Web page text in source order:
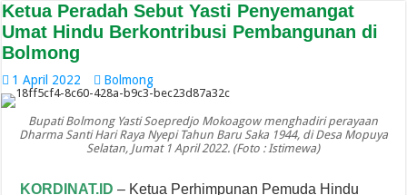
Ketua Peradah Sebut Yasti Penyemangat
Umat Hindu Berkontribusi Pembangunan di
Bolmong
1 April 2022 Bolmong
Bupati Bolmong Yasti Soepredjo Mokoagow menghadiri perayaan
Dharma Santi Hari Raya Nyepi Tahun Baru Saka 1944, di Desa Mopuya
Selatan, Jumat 1 April 2022. (Foto : Istimewa)
KORDINAT.ID – Ketua Perhimpunan Pemuda Hindu